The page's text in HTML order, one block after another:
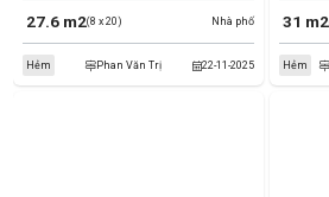
Nhà phố
27.6 m2(8 x 20)
22-11-2025
Hẻm Phan Văn Trị
31 m2
Hẻm